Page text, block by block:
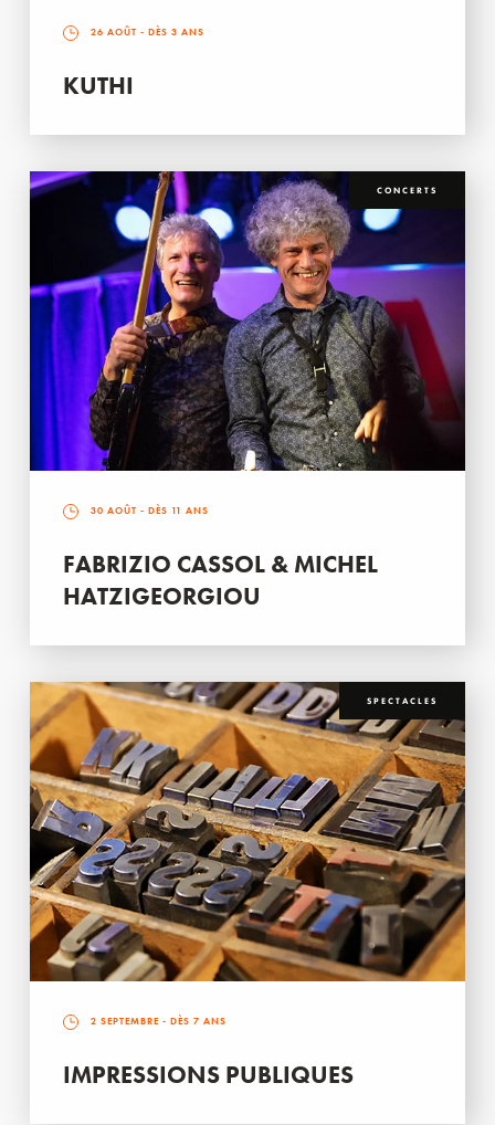
26 AOÛT - DÈS 3 ANS
KUTHI
CONCERTS
30 AOÛT - DÈS 11 ANS
FABRIZIO CASSOL & MICHEL
HATZIGEORGIOU
SPECTACLES
2 SEPTEMBRE - DÈS 7 ANS
IMPRESSIONS PUBLIQUES